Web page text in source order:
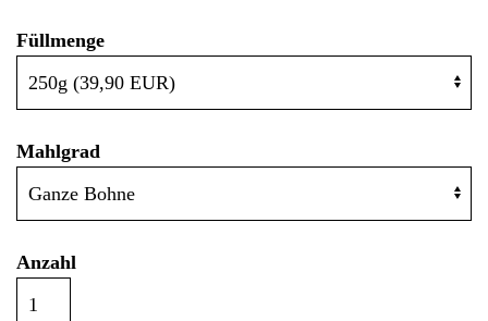
Füllmenge
Mahlgrad
Anzahl